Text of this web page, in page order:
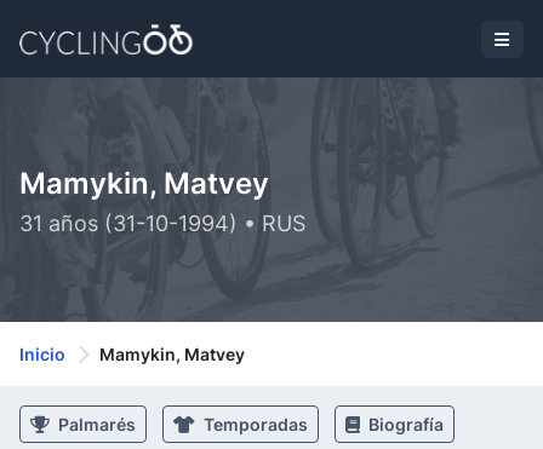
Mamykin, Matvey
31 años (31-10-1994) • RUS
Inicio Mamykin, Matvey
Palmarés Temporadas Biografía